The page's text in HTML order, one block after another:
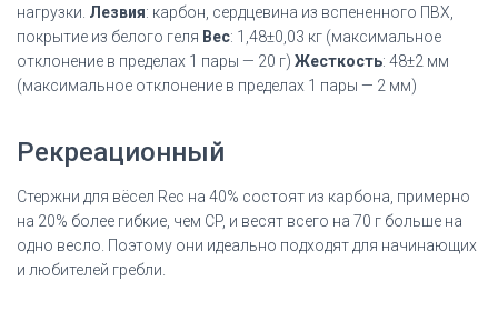
нагрузки. Лезвия: карбон, сердцевина из вспененного ПВХ,
покрытие из белого геля Вес: 1,48±0,03 кг (максимальное
отклонение в пределах 1 пары — 20 г) Жесткость: 48±2 мм
(максимальное отклонение в пределах 1 пары — 2 мм)
Рекреационный
Стержни для вёсел Rec на 40% состоят из карбона, примерно
на 20% более гибкие, чем CP, и весят всего на 70 г больше на
одно весло. Поэтому они идеально подходят для начинающих
и любителей гребли.